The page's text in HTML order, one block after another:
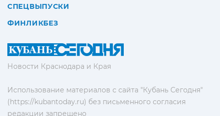
Новости Краснодара и Края
Использование материалов с сайта "Кубань Сегодня"
(https://kubantoday.ru) без письменного согласия
редакции запрещено
СПЕЦВЫПУСКИ
ФИНЛИКБЕЗ